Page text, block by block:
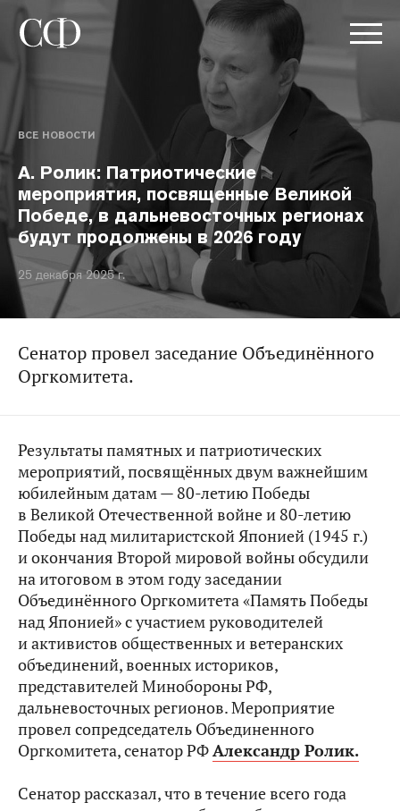
ВСЕ НОВОСТИ
А. Ролик: Патриотические
мероприятия, посвященные Великой
Победе, в дальневосточных регионах
будут продолжены в 2026 году
25 декабря 2025 г.
Сенатор провел заседание Объединённого
Оргкомитета.
Результаты памятных и патриотических
мероприятий, посвящённых двум важнейшим
юбилейным датам — 80-летию Победы
в Великой Отечественной войне и 80-летию
Победы над милитаристской Японией (1945 г.)
и окончания Второй мировой войны обсудили
на итоговом в этом году заседании
Объединённого Оргкомитета «Память Победы
над Японией» с участием руководителей
и активистов общественных и ветеранских
объединений, военных историков,
представителей Минобороны РФ,
дальневосточных регионов. Мероприятие
провел сопредседатель Объединенного
Оргкомитета, сенатор РФАлександр Ролик.
Сенатор рассказал, что в течение всего года